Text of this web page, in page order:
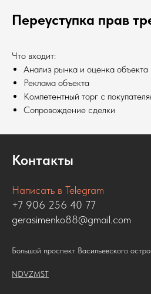
Переуступка прав
Что входит:
Анализ рынка и оценка объекта
Реклама объекта
Компетентный торг с
Сопровождение сделки
Контакты
Написать в Telegram
+7 906 256 40 77
gerasimenko88@gmail.com
Большой проспект Васильевского
NDVZMST